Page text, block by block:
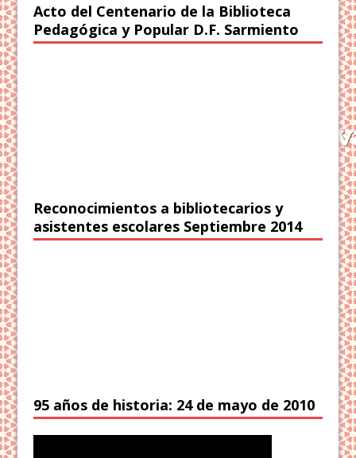
Acto del Centenario de la Biblioteca
Pedagógica y Popular D.F. Sarmiento
Reconocimientos a bibliotecarios y
asistentes escolares Septiembre 2014
95 años de historia: 24 de mayo de 2010